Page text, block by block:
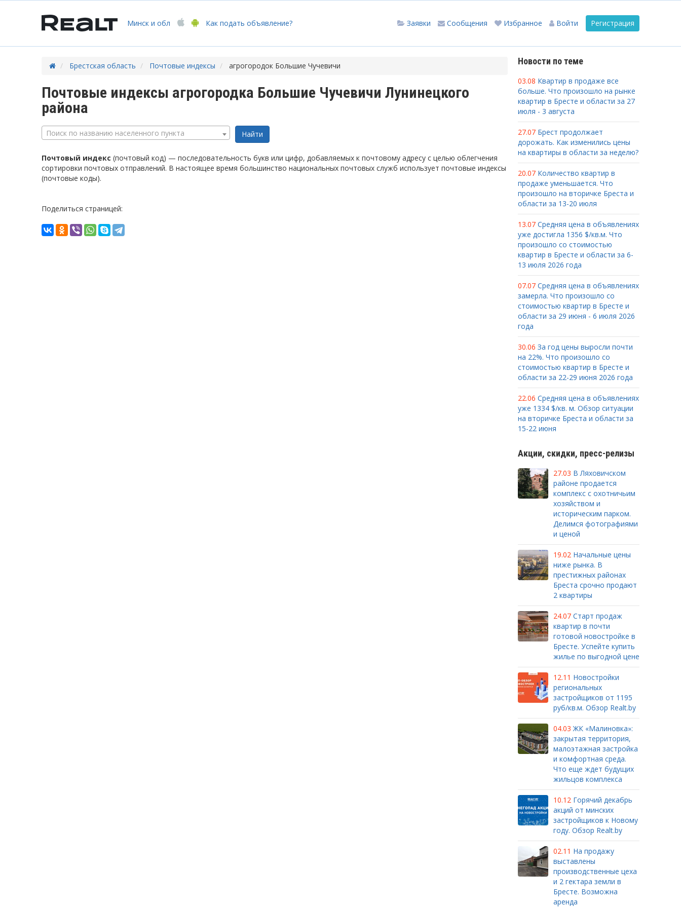
Минск и обл Как подать объявление? Регистрация
Войти
Избранное
Сообщения
Заявки
Брестская область Почтовые индексы агрогородок Большие Чучевичи
Почтовые индексы агрогородка Большие Чучевичи Лунинецкого
района
Поиск по названию населенного пункта
Почтовый индекс (почтовый код) — последовательность букв или цифр, добавляемых к почтовому адресу с целью облегчения
сортировки почтовых отправлений. В настоящее время большинство национальных почтовых служб использует почтовые индексы
(почтовые коды).
Поделиться страницей:
Новости по теме
03.08 Квартир в продаже все
больше. Что произошло на рынке
квартир в Бресте и области за 27
июля - 3 августа
27.07 Брест продолжает
дорожать. Как изменились цены
на квартиры в области за неделю?
20.07 Количество квартир в
продаже уменьшается. Что
произошло на вторичке Бреста и
области за 13-20 июля
13.07 Средняя цена в объявлениях
уже достигла 1356 $/кв.м. Что
произошло со стоимостью
квартир в Бресте и области за 6-
13 июля 2026 года
07.07 Средняя цена в объявлениях
замерла. Что произошло со
стоимостью квартир в Бресте и
области за 29 июня - 6 июля 2026
года
30.06 За год цены выросли почти
на 22%. Что произошло со
стоимостью квартир в Бресте и
области за 22-29 июня 2026 года
22.06 Средняя цена в объявлениях
уже 1334 $/кв. м. Обзор ситуации
на вторичке Бреста и области за
15-22 июня
Акции, скидки, пресс-релизы
27.03 В Ляховичском
районе продается
комплекс с охотничьим
хозяйством и
историческим парком.
Делимся фотографиями
и ценой
19.02 Начальные цены
ниже рынка. В
престижных районах
Бреста срочно продают
2 квартиры
24.07 Старт продаж
квартир в почти
готовой новостройке в
Бресте. Успейте купить
жилье по выгодной цене
12.11 Новостройки
региональных
застройщиков от 1195
руб/кв.м. Обзор Realt.by
04.03 ЖК «Малиновка»:
закрытая территория,
малоэтажная застройка
и комфортная среда.
Что еще ждет будущих
жильцов комплекса
10.12 Горячий декабрь
акций от минских
застройщиков к Новому
году. Обзор Realt.by
02.11 На продажу
выставлены
производственные цеха
и 2 гектара земли в
Бресте. Возможна
аренда